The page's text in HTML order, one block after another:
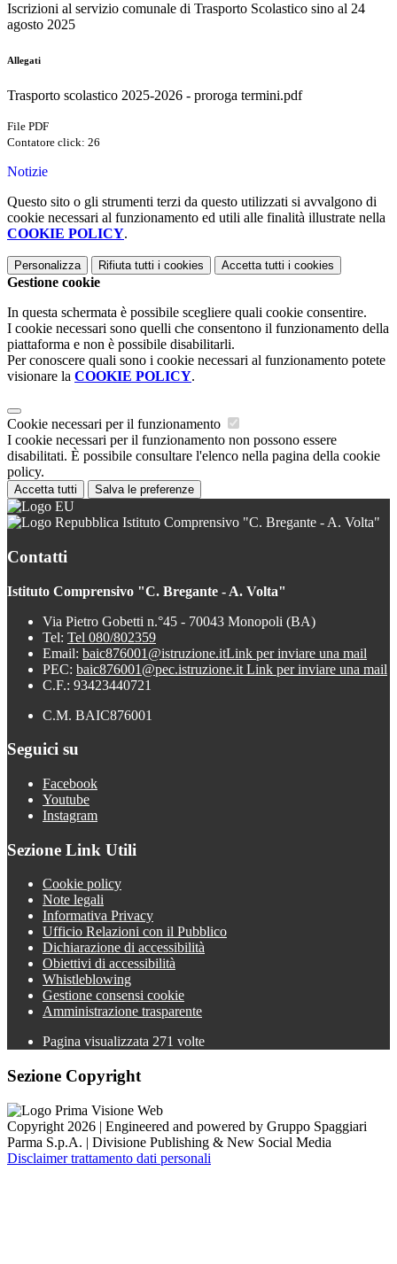
Iscrizioni al servizio comunale di Trasporto Scolastico sino al 24
agosto 2025
Allegati
Trasporto scolastico 2025-2026 - proroga termini.pdf
File PDF
Contatore click: 26
Notizie
Questo sito o gli strumenti terzi da questo utilizzati si avvalgono di
cookie necessari al funzionamento ed utili alle finalità illustrate nella
COOKIE POLICY.
Personalizza Rifiuta tutti i cookies Accetta tutti i cookies
Gestione cookie
In questa schermata è possibile scegliere quali cookie consentire.
I cookie necessari sono quelli che consentono il funzionamento della
piattaforma e non è possibile disabilitarli.
Per conoscere quali sono i cookie necessari al funzionamento potete
visionare la COOKIE POLICY.
Cookie necessari per il funzionamento
I cookie necessari per il funzionamento non possono essere
disabilitati. È possibile consultare l'elenco nella pagina della cookie
policy.
Accetta tutti Salva le preferenze
Istituto Comprensivo "C. Bregante - A. Volta"
Contatti
Istituto Comprensivo "C. Bregante - A. Volta"
Via Pietro Gobetti n.°45 - 70043 Monopoli (BA)
Tel: Tel 080/802359
Email: baic876001@istruzione.itLink per inviare una mail
PEC: baic876001@pec.istruzione.it Link per inviare una mail
C.F.: 93423440721
C.M. BAIC876001
Seguici su
Facebook
Youtube
Instagram
Sezione Link Utili
Cookie policy
Note legali
Informativa Privacy
Ufficio Relazioni con il Pubblico
Dichiarazione di accessibilità
Obiettivi di accessibilità
Whistleblowing
Gestione consensi cookie
Amministrazione trasparente
Pagina visualizzata 271 volte
Sezione Copyright
Copyright 2026 | Engineered and powered by Gruppo Spaggiari
Parma S.p.A. | Divisione Publishing & New Social Media
Disclaimer trattamento dati personali